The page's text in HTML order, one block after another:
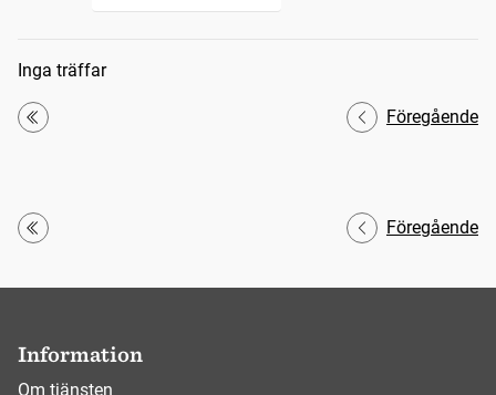
Sökresultat
Inga träffar
Första
Föregående
Första
Föregående
Information
Om tjänsten